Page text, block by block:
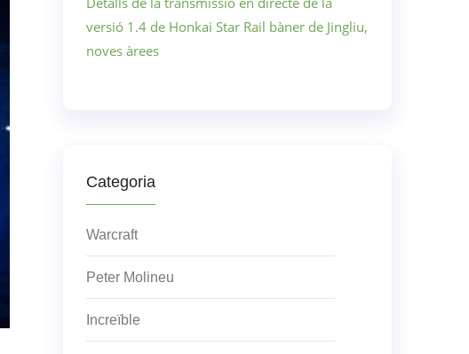
versió 1.4 de Honkai Star Rail bàner de Jingliu,
noves àrees
Categoria
Warcraft
Peter Molineu
Increïble